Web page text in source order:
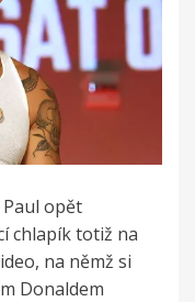
opět
chlapík totiž na
na němž si
Donaldem